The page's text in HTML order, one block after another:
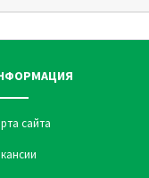
сайта